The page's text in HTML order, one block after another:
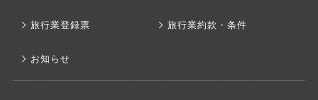
旅行業登録票 旅行業約款・条件
お知らせ